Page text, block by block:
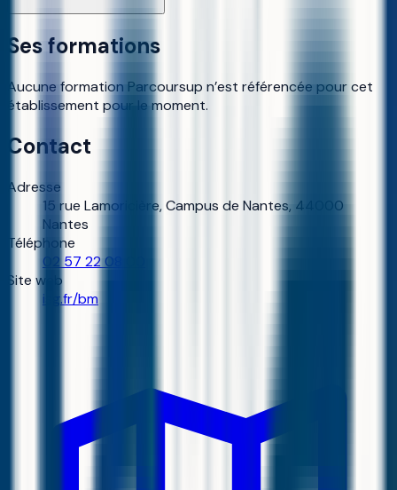
Ses formations
Aucune formation Parcoursup n’est référencée pour cet
établissement pour le moment.
Contact
Adresse
15 rue Lamoricière, Campus de Nantes, 44000
Nantes
Téléphone
02 57 22 08 00
Site web
isg.fr/bm